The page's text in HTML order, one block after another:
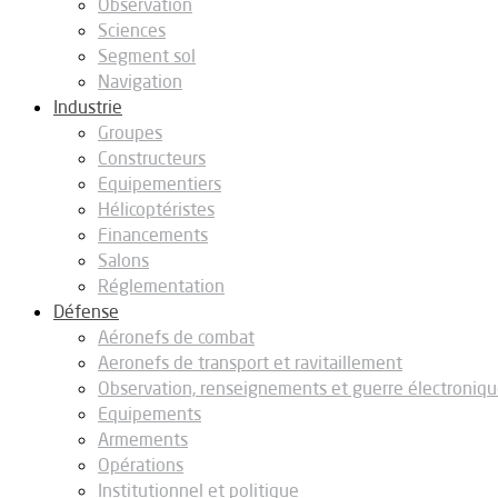
Observation
Sciences
Segment sol
Navigation
Industrie
Groupes
Constructeurs
Equipementiers
Hélicoptéristes
Financements
Salons
Réglementation
Défense
Aéronefs de combat
Aeronefs de transport et ravitaillement
Observation, renseignements et guerre
Equipements
Armements
Opérations
Institutionnel et politique